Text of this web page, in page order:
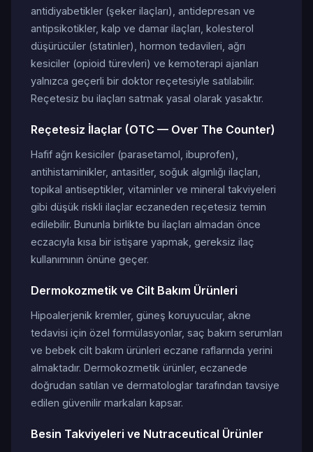
antidiyabetikler (şeker ilaçları), antidepresan ve
antipsikotikler, kalp ve damar ilaçları, kolesterol
düşürücüler (statinler), hormon tedavileri, ağrı
kesiciler (opioid türevleri) ve kemoterapi ajanları
yalnızca geçerli bir doktor reçetesiyle satılabilir.
Reçetesiz bu ilaçları satmak yasal olarak yasaktır.
Reçetesiz İlaçlar (OTC — Over The Counter)
Hafif ağrı kesiciler (parasetamol, ibuprofen),
antihistaminikler, antasitler, soğuk algınlığı ilaçları,
topikal antiseptikler, vitaminler ve mineral takviyeleri
gibi düşük riskli ilaçlar eczaneden reçetesiz temin
edilebilir. Bununla birlikte bu ilaçları almadan önce
eczacıyla kısa bir istişare yapmak, gereksiz ilaç
kullanımının önüne geçer.
Dermokozmetik ve Cilt Bakım Ürünleri
Hipoalerjenik kremler, güneş koruyucular, akne
tedavisi için özel formülasyonlar, saç bakım serumları
ve bebek cilt bakım ürünleri eczane raflarında yerini
almaktadır. Dermokozmetik ürünler, eczanede
doğrudan satılan ve dermatologlar tarafından tavsiye
edilen güvenilir markaları kapsar.
Besin Takviyeleri ve Nutraceutical Ürünler